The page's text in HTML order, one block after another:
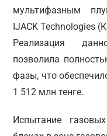
мультифазным
IJACK Technologies
Реализация
позволила
фазы, что
1 512 млн тенге.
Испытание